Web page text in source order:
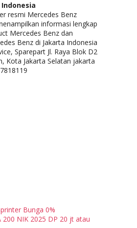
resmi Mercedes Benz
informasi lengkap
Mercedes Benz dan
Benz di Jakarta Indonesia
Sparepart Jl. Raya Blok D2
Kota Jakarta Selatan jakarta
Bunga 0%
NIK 2025 DP 20 jt atau